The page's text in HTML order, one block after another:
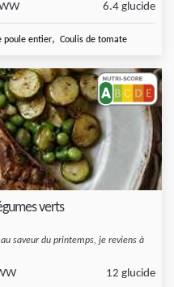
6.4 glucide
poule entier, Coulis de tomate
verts
saveur du printemps, je reviens à
12 glucide